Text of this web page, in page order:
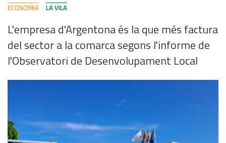
ECONOMIA LA VILA
L'empresa d'Argentona és la que més factura
del sector a la comarca segons l'informe de
l'Observatori de Desenvolupament Local